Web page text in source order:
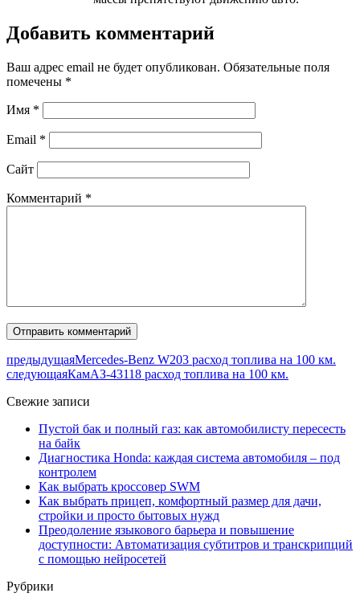
Добавить комментарий
Ваш адрес email не будет опубликован. Обязательные поля
помечены *
Имя *
Email *
Сайт
Комментарий *
предыдущаяMercedes-Benz W203 расход топлива на 100 км.
следующаяКамАЗ-43118 расход топлива на 100 км.
Свежие записи
Пустой бак и полный газ: как автомобилисту пересесть
на байк
Диагностика Honda: каждая система автомобиля – под
контролем
Как выбрать кроссовер SWM
Как выбрать прицеп, комфортный размер для дачи,
стройки и просто бытовых нужд
Преодоление языкового барьера и повышение
доступности: Автоматизация субтитров и транскрипций
с помощью нейросетей
Рубрики